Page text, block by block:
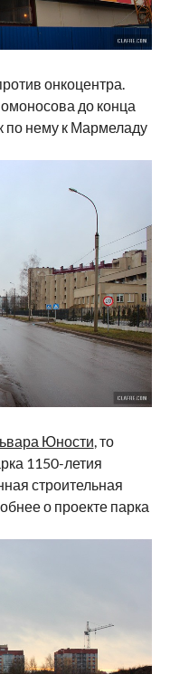
онкоцентра.
до конца
по нему к Мармеладу
Юности , то
1150-летия
строительная
о проекте парка